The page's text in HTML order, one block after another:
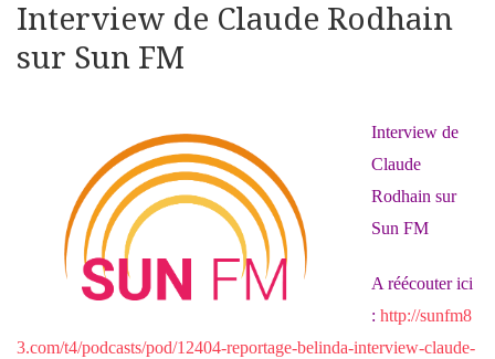
Interview de Claude Rodhain
sur Sun FM
Interview de
Claude
Rodhain sur
Sun FM
A réécouter ici
: http://sunfm8
3.com/t4/podcasts/pod/12404-reportage-belinda-interview-claude-